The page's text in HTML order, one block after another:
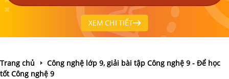
XEM CHI TIẾT
Trang chủ
Công nghệ lớp 9, giải bài tập Công nghệ 9 - Để học
tốt Công nghệ 9